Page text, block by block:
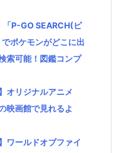
「P-GO SEARCH(ピ
ポケモンがどこに出
索可能！図鑑コンプ
オリジナルアニメ
映画館で見れるよ
ワールドオブファイ